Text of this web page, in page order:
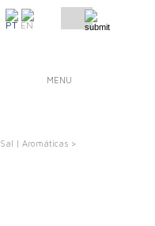
PT EN
MENU
Sal | Aromáticas >